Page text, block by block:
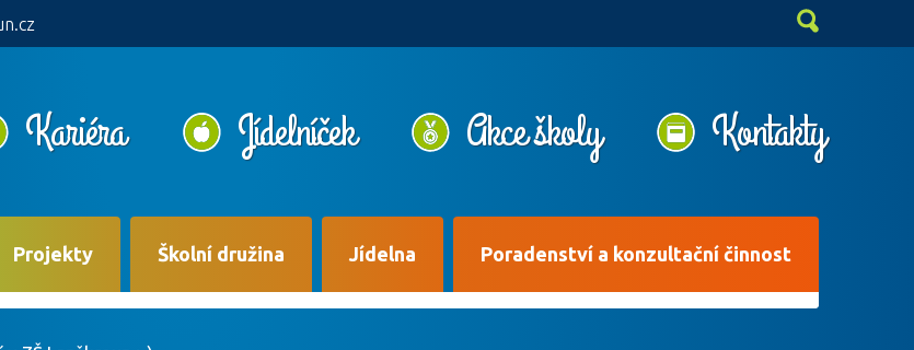
Kariéra Jídelníček Akce školy Kontakty
Projekty Školní družina Jídelna Poradenství a konzultační činnost